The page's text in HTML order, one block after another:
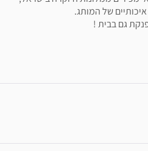
של המותג.
גם בבית !